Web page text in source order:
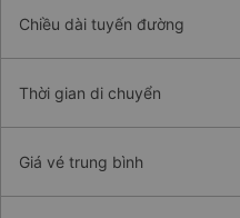
Chiều dài tuyến đường
Thời gian di chuyển
Giá vé trung bình